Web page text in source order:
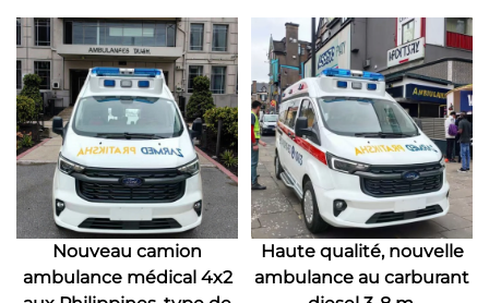
Nouveau camion
ambulance médical 4x2
Haute qualité, nouvelle
ambulance au carburant